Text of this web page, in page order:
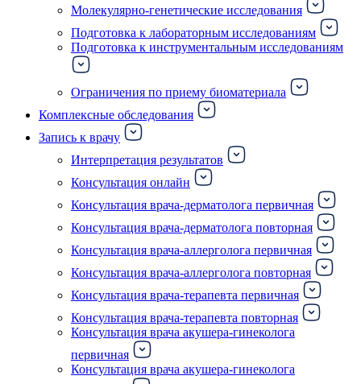
Молекулярно-генетические исследования
Подготовка к лабораторным исследованиям
Подготовка к инструментальным исследованиям
Ограничения по приему биоматериала
Комплексные обследования
Запись к врачу
Интерпретация результатов
Консультация онлайн
Консультация врача-дерматолога первичная
Консультация врача-дерматолога повторная
Консультация врача-аллерголога первичная
Консультация врача-аллерголога повторная
Консультация врача-терапевта первичная
Консультация врача-терапевта повторная
Консультация врача акушера-гинеколога
первичная
Консультация врача акушера-гинеколога